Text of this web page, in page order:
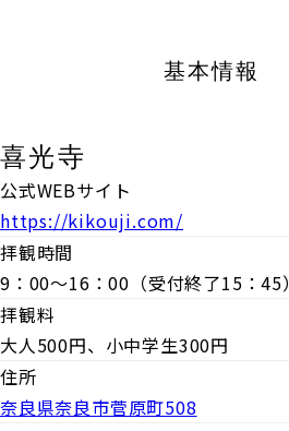
基本情報
喜光寺
公式WEBサイト
https://kikouji.com/
拝観時間
9：00～16：00（受付終了15：45）
拝観料
大人500円、小中学生300円
住所
奈良県奈良市菅原町508